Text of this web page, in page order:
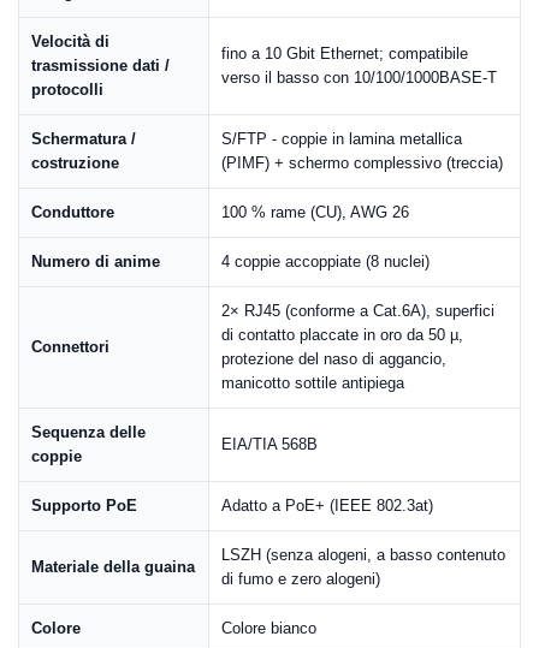
Velocità di
trasmissione dati /
protocolli
fino a 10 Gbit Ethernet; compatibile
verso il basso con 10/100/1000BASE-T
Schermatura /
costruzione
S/FTP - coppie in lamina metallica
(PIMF) + schermo complessivo (treccia)
Conduttore 100 % rame (CU), AWG 26
Numero di anime 4 coppie accoppiate (8 nuclei)
Connettori
2× RJ45 (conforme a Cat.6A), superfici
di contatto placcate in oro da 50 µ,
protezione del naso di aggancio,
manicotto sottile antipiega
Sequenza delle
coppie
EIA/TIA 568B
Supporto PoE Adatto a PoE+ (IEEE 802.3at)
Materiale della guaina
LSZH (senza alogeni, a basso contenuto
di fumo e zero alogeni)
Colore Colore bianco